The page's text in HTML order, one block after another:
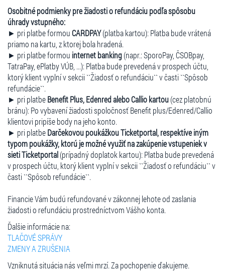
Osobitné podmienky pre žiadosti o refundáciu podľa spôsobu
úhrady vstupného:
► pri platbe formouCARDPAY(platba kartou): Platba bude vrátená
priamo na kartu, z ktorej bola hradená.
► pri platbe formou internet banking(napr.: SporoPay, ČSOBpay,
TatraPay, ePlatby VÚB, ...): Platba bude prevedená v prospech účtu,
ktorý klient vyplní v sekcii ``Žiadosť o refundáciu`` v časti ``Spôsob
refundácie``.
► pri platbeBenefit Plus, Edenred alebo Callio kartou(cez platobnú
bránu): Po vybavení žiadosti spoločnosť Benefit plus/Edenred/Callio
klientovi pripíše body na jeho konto.
► pri platbeDarčekovou poukážkou Ticketportal, respektíve iným
typom poukážky, ktorú je možné využiť na zakúpenie vstupeniek v
sieti Ticketportal(prípadný doplatok kartou): Platba bude prevedená
v prospech účtu, ktorý klient vyplní v sekcii ``Žiadosť o refundáciu`` v
časti ``Spôsob refundácie``.
Financie Vám budú refundované v zákonnej lehote od zaslania
žiadosti o refundáciu prostredníctvom Vášho konta.
Ďalšie informácie na:
TLAČOVÉ SPRÁVY
ZMENY A ZRUŠENIA
Vzniknutá situácia nás veľmi mrzí. Za pochopenie ďakujeme.